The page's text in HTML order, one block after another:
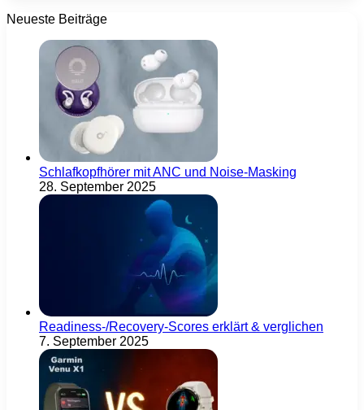
Neueste Beiträge
Schlafkopfhörer mit ANC und Noise-Masking
28. September 2025
Readiness-/Recovery-Scores erklärt & verglichen
7. September 2025